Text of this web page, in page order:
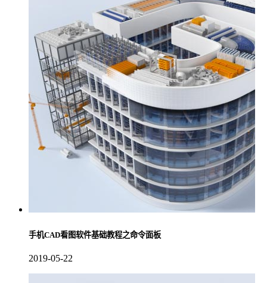
手机CAD看图软件基础教程之命令面板
2019-05-22